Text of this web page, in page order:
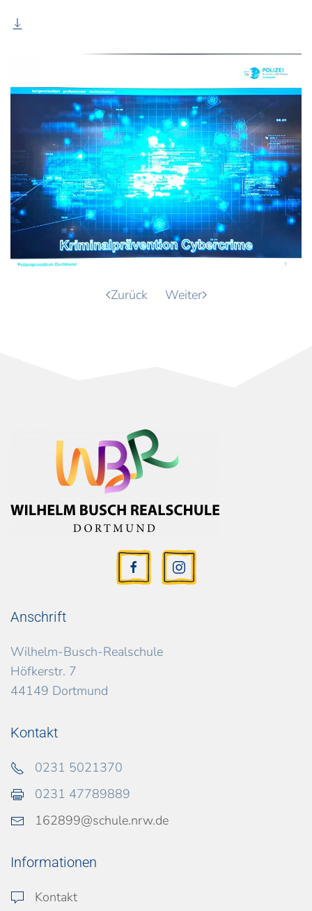
Zurück Weiter
Anschrift
Wilhelm-Busch-Realschule
Höfkerstr. 7
44149 Dortmund
Kontakt
0231 5021370
0231 47789889
162899@schule.nrw.de
Informationen
Kontakt